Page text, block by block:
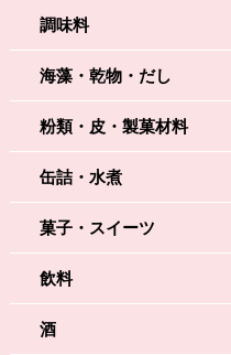
調味料
海藻・乾物・だし
粉類・皮・製菓材料
缶詰・水煮
菓子・スイーツ
飲料
酒
（香
わっ！
かごへ
バルサミコ
コク深くフルーテ